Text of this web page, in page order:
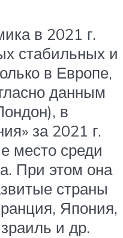
в 2021 г.
стабильных и
в Европе,
данным
в
за 2021 г.
место среди
При этом она
страны
Япония,
и др.